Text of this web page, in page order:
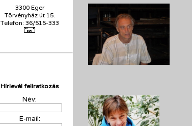
3300 Eger
Törvényház út 15.
Telefon: 36/515-333
Hírlevél feliratkozás
Név:
E-mail: